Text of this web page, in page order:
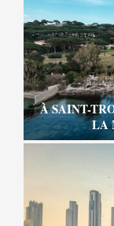
À SAINT-
LA